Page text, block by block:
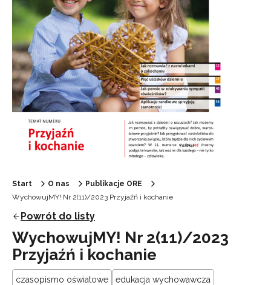
Start O nas
Publikacje ORE
WychowujMY! Nr 2(11)/2023 Przyjaźń i kochanie
Powrót do listy
WychowujMY! Nr 2(11)/2023
Przyjaźń i kochanie
czasopismo oświatowe edukacja wychowawcza